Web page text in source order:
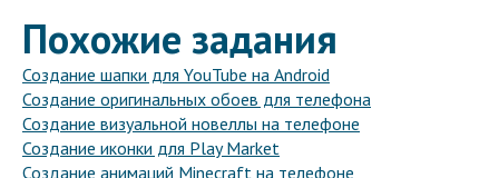
Похожие задания
Создание шапки для YouTube на Android
Создание оригинальных обоев для телефона
Создание визуальной новеллы на телефоне
Создание иконки для Play Market
Создание анимаций Minecraft на телефоне